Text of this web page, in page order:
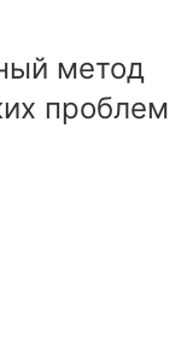
метод
проблем